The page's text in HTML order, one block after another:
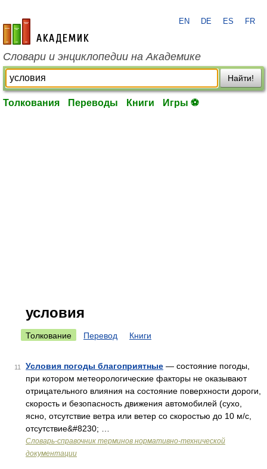
academic.ru
EN DE ES FR
Словари и энциклопедии на Академике
Найти!
Толкования Переводы Книги Игры ⚽
условия
Толкование Перевод Книги
11 Условия погоды благоприятные — состояние погоды,
при котором метеорологические факторы не оказывают
отрицательного влияния на состояние поверхности дороги,
скорость и безопасность движения автомобилей (сухо,
ясно, отсутствие ветра или ветер со скоростью до 10 м/с,
отсутствие&#8230; …
Словарь-справочник терминов нормативно-технической
документации